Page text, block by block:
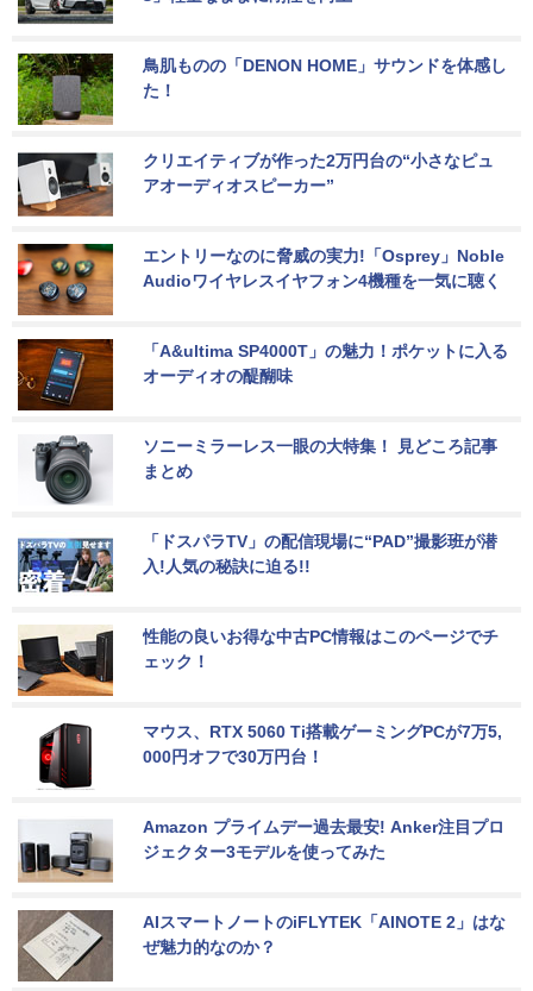
鳥肌ものの「DENON HOME」サウンドを体感し
た！
クリエイティブが作った2万円台の“小さなピュ
アオーディオスピーカー”
エントリーなのに脅威の実力!「Osprey」Noble
Audioワイヤレスイヤフォン4機種を一気に聴く
「A&ultima SP4000T」の魅力！ポケットに入る
オーディオの醍醐味
ソニーミラーレス一眼の大特集！ 見どころ記事
まとめ
「ドスパラTV」の配信現場に“PAD”撮影班が潜
入!人気の秘訣に迫る!!
性能の良いお得な中古PC情報はこのページでチ
ェック！
マウス、RTX 5060 Ti搭載ゲーミングPCが7万5,
000円オフで30万円台！
Amazon プライムデー過去最安! Anker注目プロ
ジェクター3モデルを使ってみた
AIスマートノートのiFLYTEK「AINOTE 2」はな
ぜ魅力的なのか？